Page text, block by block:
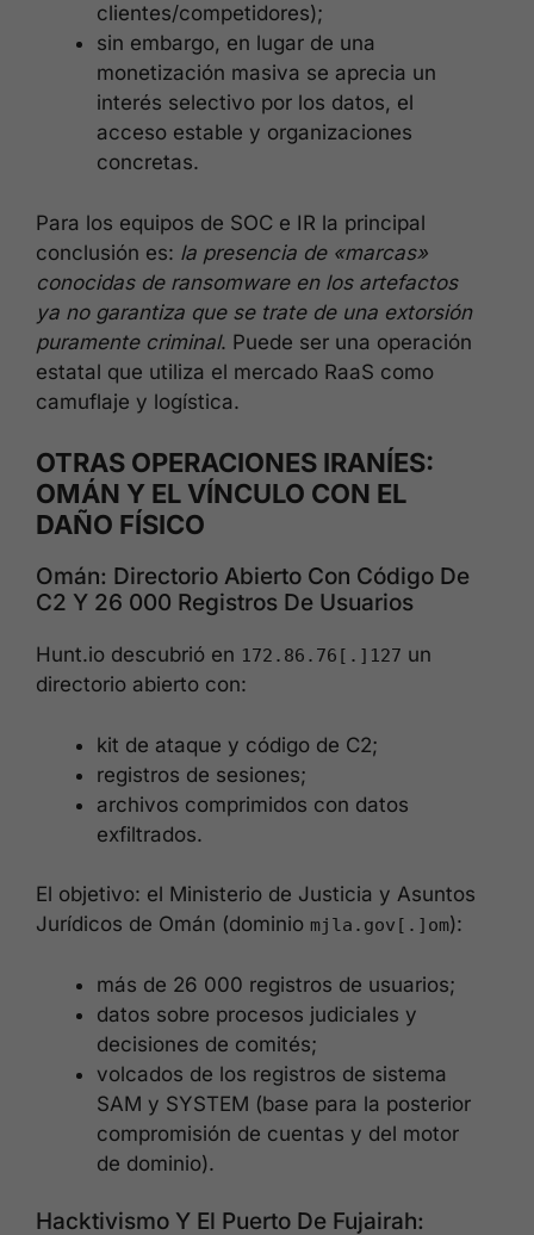
clientes/competidores);
sin embargo, en lugar de una
monetización masiva se aprecia un
interés selectivo por los datos, el
acceso estable y organizaciones
concretas.
Para los equipos de SOC e IR la principal
conclusión es: la presencia de «marcas»
conocidas de ransomware en los artefactos
ya no garantiza que se trate de una extorsión
puramente criminal. Puede ser una operación
estatal que utiliza el mercado RaaS como
camuflaje y logística.
OTRAS OPERACIONES IRANÍES:
OMÁN Y EL VÍNCULO CON EL
DAÑO FÍSICO
Omán: Directorio Abierto Con Código De
C2 Y 26 000 Registros De Usuarios
Hunt.io descubrió en 172.86.76[.]127 un
directorio abierto con:
kit de ataque y código de C2;
registros de sesiones;
archivos comprimidos con datos
exfiltrados.
El objetivo: el Ministerio de Justicia y Asuntos
Jurídicos de Omán (dominio mjla.gov[.]om):
más de 26 000 registros de usuarios;
datos sobre procesos judiciales y
decisiones de comités;
volcados de los registros de sistema
SAM y SYSTEM (base para la posterior
compromisión de cuentas y del motor
de dominio).
Hacktivismo Y El Puerto De Fujairah: